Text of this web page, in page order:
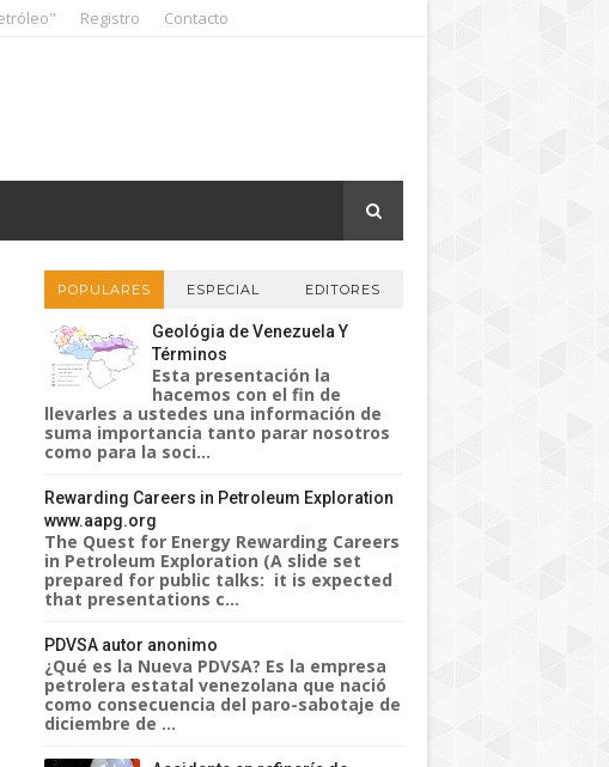
Registro Contacto
POPULARES ESPECIAL EDITORES
Geológia de Venezuela Y
Términos
Esta presentación la
hacemos con el fin de
llevarles a ustedes una información de
suma importancia tanto parar nosotros
como para la soci...
Rewarding Careers in Petroleum Exploration
www.aapg.org
The Quest for Energy Rewarding Careers
in Petroleum Exploration (A slide set
prepared for public talks: it is expected
that presentations c...
PDVSA autor anonimo
¿Qué es la Nueva PDVSA? Es la empresa
petrolera estatal venezolana que nació
como consecuencia del paro-sabotaje de
diciembre de ...